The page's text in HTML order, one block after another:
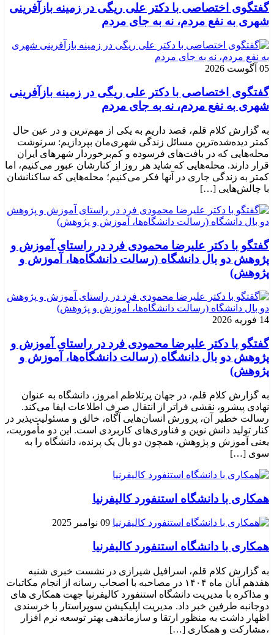
گفتگوی اختصاصی با دکتر علی ریگی در زمینه بازآفرینی
شهری به نفع مردم، نه به جای مردم
05 آگوست 2026
گفتگوی اختصاصی با دکتر علی ریگی در زمینه بازآفرینی
شهری به نفع مردم، نه به جای مردم
به گزارش کلام قلم، قصد داریم به یکی از مهم‌ترین و در عین حال
کمتر دیده‌شده‌ترین مسائل زندگی شهری‌مان بپردازیم: سرنوشت
محله‌هایی که در بافت‌های فرسوده و کم‌برخوردار شهرهای ایران
قرار دارند. محله‌هایی که شاید هر روز از کنارشان عبور می‌کنیم، اما
کمتر به زندگی جاری در آنها فکر می‌کنیم؛ محله‌هایی که ساکنانشان
با چالش‌هایی […]
گفتگو با دکتر علیرضا محمودی فرد در راستای آموزش و
پژوهش دو بال دانشگاه (رسالت دانشگاه‌ها، آموزش و
پژوهش)
14 فوریه 2026
گفتگو با دکتر علیرضا محمودی فرد در راستای آموزش و
پژوهش دو بال دانشگاه (رسالت دانشگاه‌ها، آموزش و
پژوهش)
به گزارش کلام قلم، در جهان پرتلاطم امروز، دانشگاه به عنوان
نهادی پیشرو، نقشی فراتر از انتقال صرف اطلاعات ایفا می‌کند.
رسالت خطیر آن، پرورش انسان‌هایی آگاه، خالق و مسئولیت‌پذیر در
کنار تولید دانش نوین و فناوری‌های کاربردی است. این دو مأموریت،
یعنی آموزش و پژوهش، همچون دو بال یک پرنده، دانشگاه را به
سوی […]
همکاری با دانشگاه استنفورد کالیفرنیا
09 نوامبر 2025
همکاری با دانشگاه استنفورد کالیفرنیا
به گزارش کلام قلم، اسرافیل شیرازی در نشست خبری شنبه
هفدهم آبان ماه ۱۴۰۴ در مصاحبه با اصحاب رسانه از انجام مکاتبات
و مذاکره با مدیریت دانشگاه استنفورد کالیفرنیا جهت همکاری های
دوجانبه طرفین خبر داد. مدیریت اپلیکیشن سوپراستار با خرسندی
اظهار داشت به منظور ارتقا و سازماندهی بهتر توسعه نرم افزار
،مشارکت و همکاری […]